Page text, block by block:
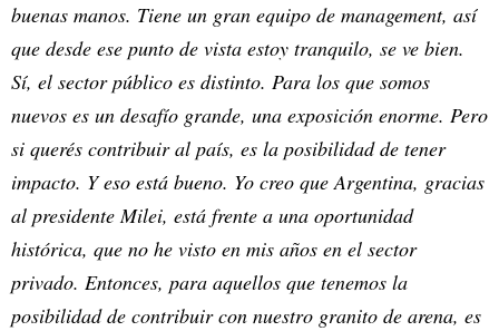
buenas manos. Tiene un gran equipo de management, así
que desde ese punto de vista estoy tranquilo, se ve bien.
Sí, el sector público es distinto. Para los que somos
nuevos es un desafío grande, una exposición enorme. Pero
si querés contribuir al país, es la posibilidad de tener
impacto. Y eso está bueno. Yo creo que Argentina, gracias
al presidente Milei, está frente a una oportunidad
histórica, que no he visto en mis años en el sector
privado. Entonces, para aquellos que tenemos la
posibilidad de contribuir con nuestro granito de arena, es